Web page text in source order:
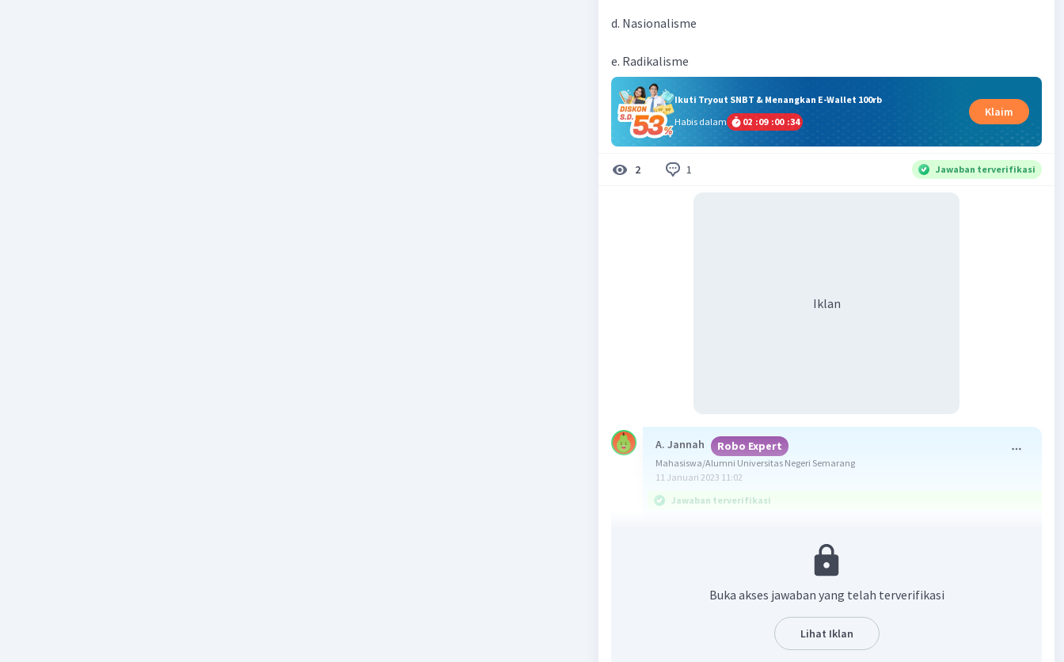
d. Nasionalisme
e. Radikalisme
Ikuti Tryout SNBT & Menangkan E-Wallet 100rb
Habis dalam
02 :09 :00 :34
Klaim
2 1 Jawaban terverifikasi
Iklan
A. Jannah Robo Expert
Mahasiswa/Alumni Universitas Negeri Semarang
11 Januari 2023 11:02
Jawaban terverifikasi
Pembentukan organisasi militer ANZUS atau (Australia, New
dan Selandia Baru. ANZUS ini dibentuk dalam rangka menjaga
keamanan dan stabilitas di kawasan Asia Pasifik. Saat Perang Dingin
sedang berlangsung, Amerika Serikat dianggap sebagai kekuatan
Buka akses jawaban yang telah terverifikasi
Lihat Iklan